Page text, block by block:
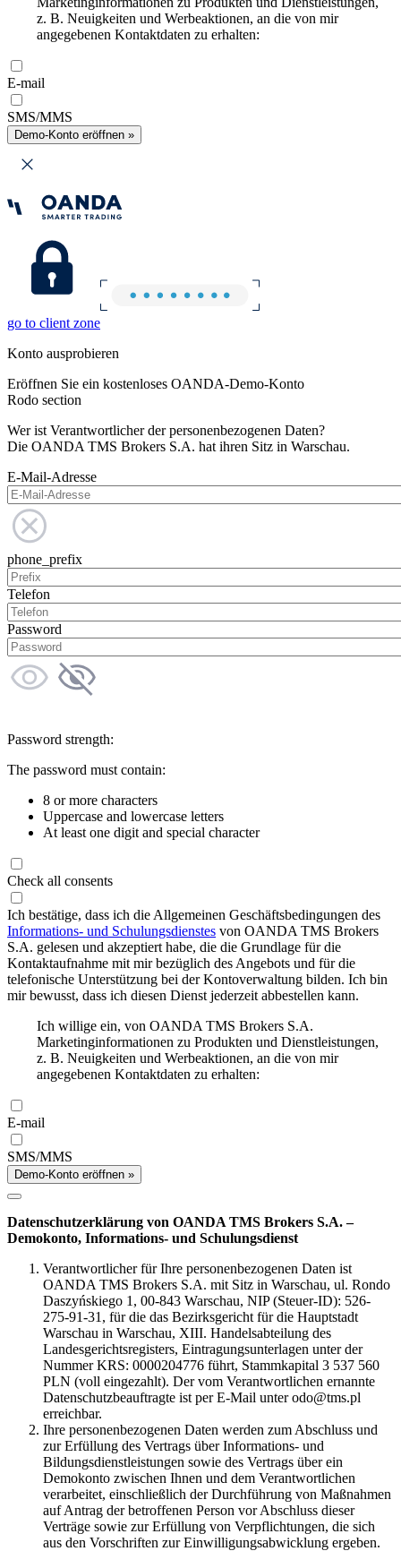
z. B. Neuigkeiten und Werbeaktionen, an die von mir
angegebenen Kontaktdaten zu erhalten:
E-mail
SMS/MMS
Demo-Konto eröffnen »
go to client zone
Konto ausprobieren
Eröffnen Sie ein kostenloses OANDA-Demo-Konto
Rodo section
Wer ist Verantwortlicher der personenbezogenen Daten?
Die OANDA TMS Brokers S.A. hat ihren Sitz in Warschau.
E-Mail-Adresse
phone_prefix
Telefon
Password
Password strength:
The password must contain:
8 or more characters
Uppercase and lowercase letters
At least one digit and special character
Check all consents
Ich bestätige, dass ich die Allgemeinen Geschäftsbedingungen des
Informations- und Schulungsdienstes von OANDA TMS Brokers
S.A. gelesen und akzeptiert habe, die die Grundlage für die
Kontaktaufnahme mit mir bezüglich des Angebots und für die
telefonische Unterstützung bei der Kontoverwaltung bilden. Ich bin
mir bewusst, dass ich diesen Dienst jederzeit abbestellen kann.
Ich willige ein, von OANDA TMS Brokers S.A.
Marketinginformationen zu Produkten und Dienstleistungen,
z. B. Neuigkeiten und Werbeaktionen, an die von mir
angegebenen Kontaktdaten zu erhalten:
E-mail
SMS/MMS
Demo-Konto eröffnen »
Datenschutzerklärung von OANDA TMS Brokers S.A. –
Demokonto, Informations- und Schulungsdienst
Verantwortlicher für Ihre personenbezogenen Daten ist
OANDA TMS Brokers S.A. mit Sitz in Warschau, ul. Rondo
Daszyńskiego 1, 00-843 Warschau, NIP (Steuer-ID): 526-
275-91-31, für die das Bezirksgericht für die Hauptstadt
Warschau in Warschau, XIII. Handelsabteilung des
Landesgerichtsregisters, Eintragungsunterlagen unter der
Nummer KRS: 0000204776 führt, Stammkapital 3 537 560
PLN (voll eingezahlt). Der vom Verantwortlichen ernannte
Datenschutzbeauftragte ist per E-Mail unter odo@tms.pl
erreichbar.
Ihre personenbezogenen Daten werden zum Abschluss und
zur Erfüllung des Vertrags über Informations- und
Bildungsdienstleistungen sowie des Vertrags über ein
Demokonto zwischen Ihnen und dem Verantwortlichen
verarbeitet, einschließlich der Durchführung von Maßnahmen
auf Antrag der betroffenen Person vor Abschluss dieser
Verträge sowie zur Erfüllung von Verpflichtungen, die sich
aus den Vorschriften zur Einwilligungsabwicklung ergeben.